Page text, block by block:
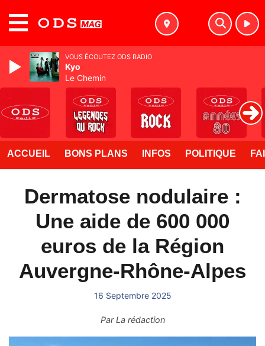
ACCUEIL BONS PLANS INFOS POLITIQUE
Dermatose nodulaire :
Une aide de 600 000
euros de la Région
Auvergne-Rhône-Alpes
16 Septembre 2025
ParLa rédaction
VOUS ÉCOUTEZ ODS RADIO
Kyo
Le Chemin